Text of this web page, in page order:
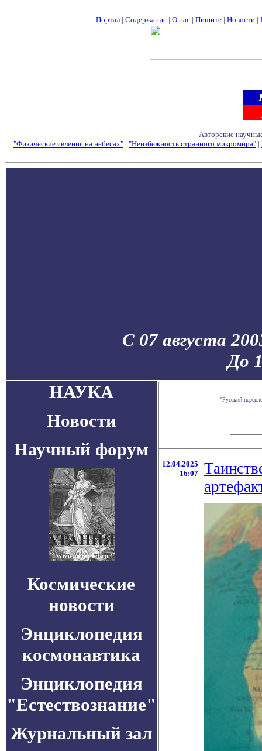
Портал| Содержание| О нас| Пишите| Новости|
Авторские
"Физические явления на небесах" | "Неизбежность странного микромира" |
С 07 августа
До
НАУКА
Новости
Научный форум
Космические
новости
Энциклопедия
космонавтика
Энциклопедия
"Естествознание"
Журнальный зал
"Русский
12.04.2025
16:07